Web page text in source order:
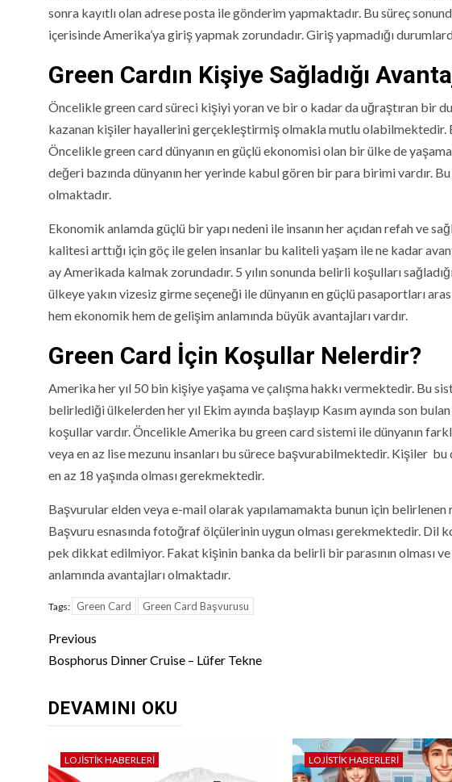
sonra kayıtlı olan adrese posta ile gönderim yapmaktadır. Bu süreç
içerisinde Amerika’ya giriş yapmak zorundadır. Giriş yapmadığı
Green Cardın Kişiye Sağladığı
Öncelikle green card süreci kişiyi yoran ve bir o kadar da uğraştıran bir
kazanan kişiler hayallerini gerçekleştirmiş olmakla mutlu olabilmektedir.
Öncelikle green card dünyanın en güçlü ekonomisi olan bir ülke de yaşama
değeri bazında dünyanın her yerinde kabul gören bir para birimi vardır.
olmaktadır.
Ekonomik anlamda güçlü bir yapı nedeni ile insanın her açıdan refah ve
kalitesi arttığı için göç ile gelen insanlar bu kaliteli yaşam ile ne kadar
ay Amerikada kalmak zorundadır. 5 yılın sonunda belirli koşulları
ülkeye yakın vizesiz girme seçeneği ile dünyanın en güçlü pasaportları
hem ekonomik hem de gelişim anlamında büyük avantajları vardır.
Green Card İçin Koşullar Nelerdir?
Amerika her yıl 50 bin kişiye yaşama ve çalışma hakkı vermektedir. Bu
belirlediği ülkelerden her yıl Ekim ayında başlayıp Kasım ayında son
koşullar vardır. Öncelikle Amerika bu green card sistemi ile dünyanın
veya en az lise mezunu insanları bu sürece başvurabilmektedir. Kişiler
en az 18 yaşında olması gerekmektedir.
Başvurular elden veya e-mail olarak yapılamamakta bunun için
Başvuru esnasında fotoğraf ölçülerinin uygun olması gerekmektedir. Dil
pek dikkat edilmiyor. Fakat kişinin banka da belirli bir parasının olması
anlamında avantajları olmaktadır.
Tags: Green Card Green Card Başvurusu
Continue
Reading
Previous
Bosphorus Dinner Cruise – Lüfer Tekne
DEVAMINI OKU
LOJISTIK HABERLERI LOJISTIK HABERLERI